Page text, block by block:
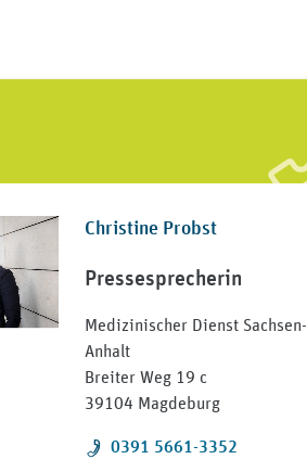
Christine Probst
Pressesprecherin
Medizinischer Dienst Sachsen-
Anhalt
Breiter Weg 19 c
39104 Magdeburg
Telefon:
0391 5661-3352